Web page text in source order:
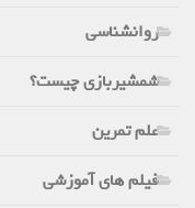
روانشناسی
شمشیربازی چیست؟
علم تمرین
فیلم های آموزشی